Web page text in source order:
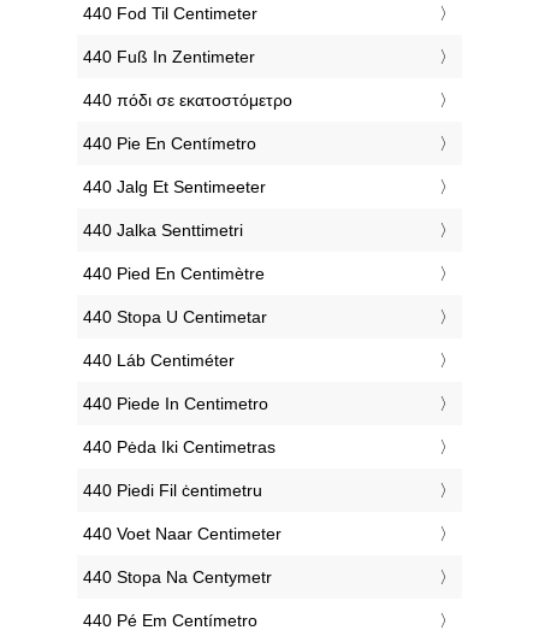
‎440 Fod Til Centimeter
‎440 Fuß In Zentimeter
‎440 πόδι σε εκατοστόμετρο
‎440 Pie En Centímetro
‎440 Jalg Et Sentimeeter
‎440 Jalka Senttimetri
‎440 Pied En Centimètre
‎440 Stopa U Centimetar
‎440 Láb Centiméter
‎440 Piede In Centimetro
‎440 Pėda Iki Centimetras
‎440 Piedi Fil ċentimetru
‎440 Voet Naar Centimeter
‎440 Stopa Na Centymetr
‎440 Pé Em Centímetro